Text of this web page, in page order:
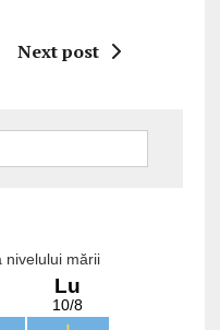
Next post